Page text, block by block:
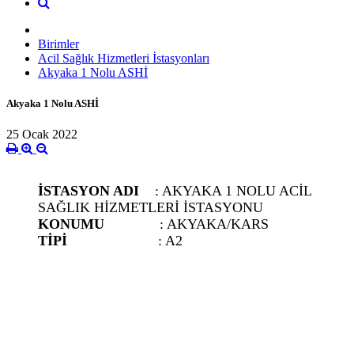
Birimler
Acil Sağlık Hizmetleri İstasyonları
Akyaka 1 Nolu ASHİ
Akyaka 1 Nolu ASHİ
25 Ocak 2022
İSTASYON ADI : AKYAKA 1 NOLU ACİL
SAĞLIK HİZMETLERİ İSTASYONU
KONUMU : AKYAKA/KARS
TİPİ
: A2